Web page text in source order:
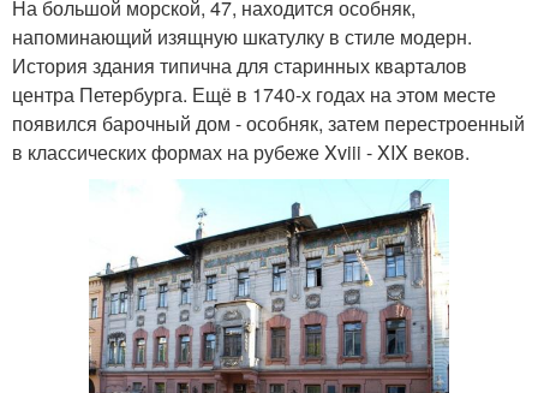
На большой морской, 47, находится особняк,
напоминающий изящную шкатулку в стиле модерн.
История здания типична для старинных кварталов
центра Петербурга. Ещё в 1740-х годах на этом месте
появился барочный дом - особняк, затем перестроенный
в классических формах на рубеже Xviii - XIX веков.